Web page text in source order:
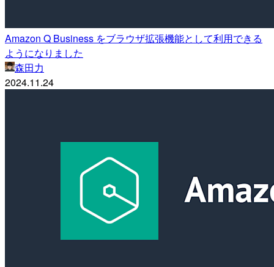
Amazon Q Business をブラウザ拡張機能として利用できる
ようになりました
森田力
2024.11.24